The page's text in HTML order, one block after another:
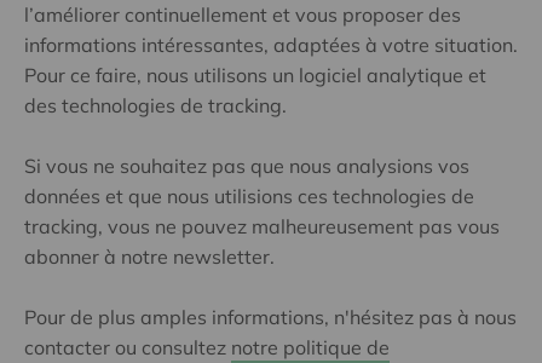
l’améliorer continuellement et vous proposer des
informations intéressantes, adaptées à votre situation.
Pour ce faire, nous utilisons un logiciel analytique et
des technologies de tracking.
Si vous ne souhaitez pas que nous analysions vos
données et que nous utilisions ces technologies de
tracking, vous ne pouvez malheureusement pas vous
abonner à notre newsletter.
Pour de plus amples informations, n'hésitez pas à nous
contacter ou consultez notre politique de